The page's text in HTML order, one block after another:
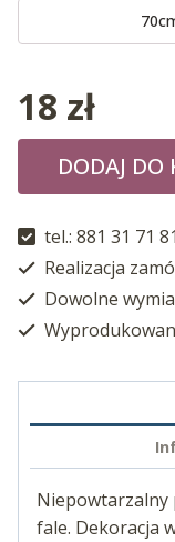
18 zł
DODAJ DO
tel.: 881 31 71
Realizacja
Dowolne
Niepowtarzalny
fale. Dekoracja